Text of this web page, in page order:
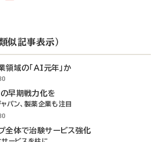
似記事表示）
域の「AI元年」か
早期戦力化を
パン、製薬企業も注目
全体で治験サービス強化